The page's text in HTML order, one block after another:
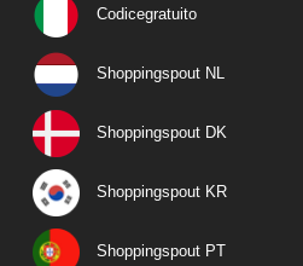
Codicegratuito
Shoppingspout NL
Shoppingspout DK
Shoppingspout KR
Shoppingspout PT